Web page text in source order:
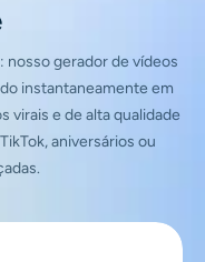
gerador de vídeos
instantaneamente em
virais e de alta qualidade
aniversários ou